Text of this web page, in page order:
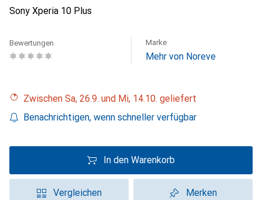
Sony Xperia 10 Plus
Bewertungen Marke
Mehr von Noreve
Zwischen Sa, 26.9. und Mi, 14.10. geliefert
Benachrichtigen, wenn schneller verfügbar
In den Warenkorb
Vergleichen Merken